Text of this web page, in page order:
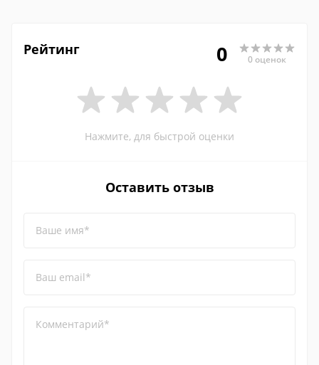
Рейтинг 0 0 оценок
Нажмите, для быстрой оценки
Оставить отзыв
Ваше имя*
Ваш email*
Комментарий*